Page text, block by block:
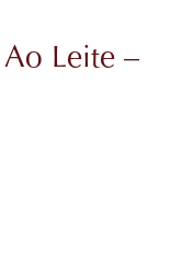
Leite –